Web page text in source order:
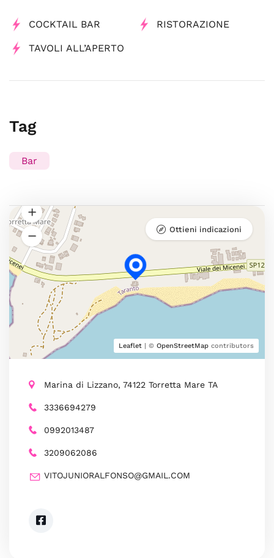
COCKTAIL BAR RISTORAZIONE
TAVOLI ALL’APERTO
Tag
Bar
Leaflet | © OpenStreetMap contributors
Ottieni indicazioni
Marina di Lizzano, 74122 Torretta Mare TA
3336694279
0992013487
3209062086
VITOJUNIORALFONSO@GMAIL.COM